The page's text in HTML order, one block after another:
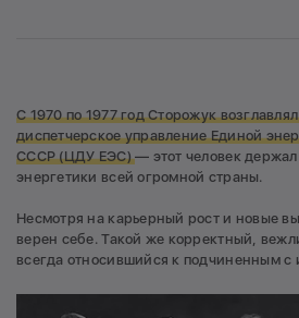
С 1970 по 1977 год Сторожук
диспетчерское управление Единой
СССР (ЦДУ ЕЭС)— этот человек держал
энергетики всей огромной страны.
Несмотря на карьерный рост и новые
верен себе. Такой же корректный,
всегда относившийся к подчиненным